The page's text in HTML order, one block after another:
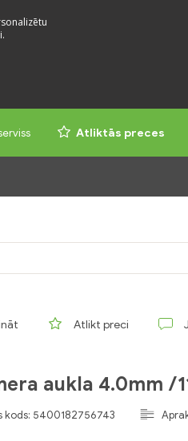
Atliktās preces
Atlikt preci
aukla 4.0mm /
kods: 5400182756743